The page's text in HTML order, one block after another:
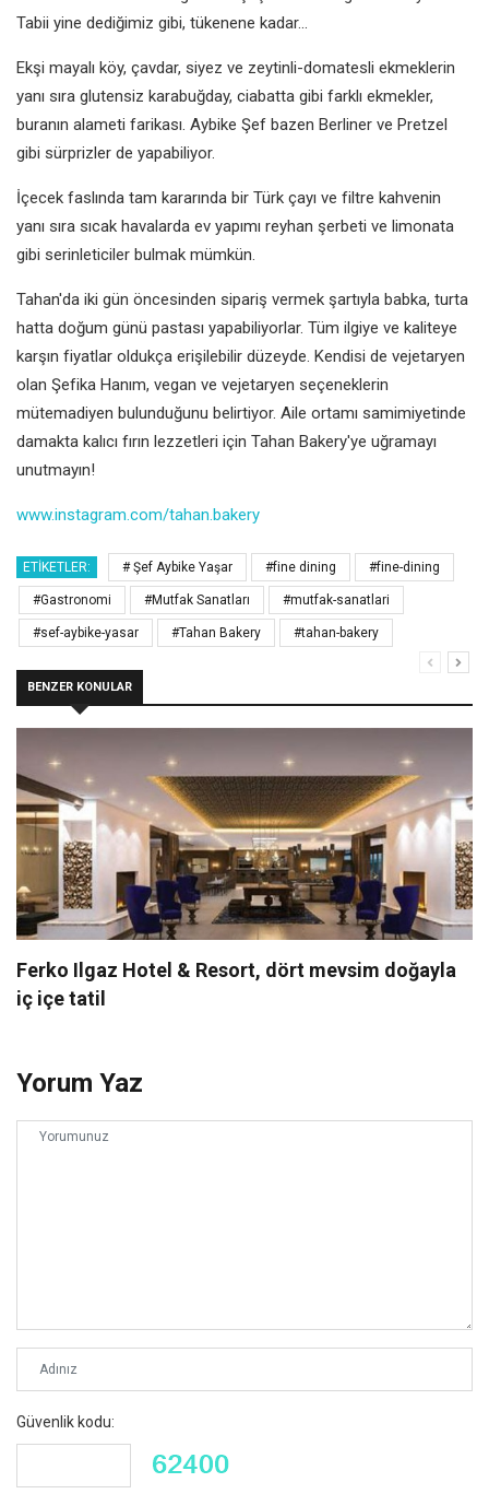
Tabii yine dediğimiz gibi, tükenene kadar...
Ekşi mayalı köy, çavdar, siyez ve zeytinli-domatesli ekmeklerin
yanı sıra glutensiz karabuğday, ciabatta gibi farklı ekmekler,
buranın alameti farikası. Aybike Şef bazen Berliner ve Pretzel
gibi sürprizler de yapabiliyor.
İçecek faslında tam kararında bir Türk çayı ve filtre kahvenin
yanı sıra sıcak havalarda ev yapımı reyhan şerbeti ve limonata
gibi serinleticiler bulmak mümkün.
Tahan'da iki gün öncesinden sipariş vermek şartıyla babka, turta
hatta doğum günü pastası yapabiliyorlar. Tüm ilgiye ve kaliteye
karşın fiyatlar oldukça erişilebilir düzeyde. Kendisi de vejetaryen
olan Şefika Hanım, vegan ve vejetaryen seçeneklerin
mütemadiyen bulunduğunu belirtiyor. Aile ortamı samimiyetinde
damakta kalıcı fırın lezzetleri için Tahan Bakery'ye uğramayı
unutmayın!
www.instagram.com/tahan.bakery
ETIKETLER: # Şef Aybike Yaşar #fine dining #fine-dining
#Gastronomi #Mutfak Sanatları #mutfak-sanatlari
#sef-aybike-yasar #Tahan Bakery #tahan-bakery
BENZER KONULAR
Ferko Ilgaz Hotel & Resort, dört mevsim doğayla
iç içe tatil
Yorum Yaz
Güvenlik kodu: